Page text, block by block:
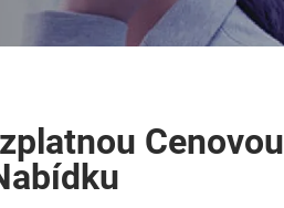
Cenovou